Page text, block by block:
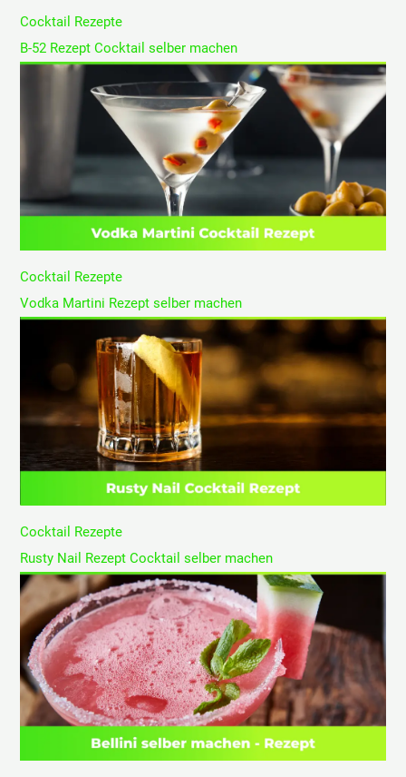
Cocktail Rezepte
B-52 Rezept Cocktail selber machen
Cocktail Rezepte
Vodka Martini Rezept selber machen
Cocktail Rezepte
Rusty Nail Rezept Cocktail selber machen